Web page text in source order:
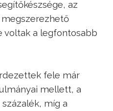
az
megszerezhető
voltak a legfontosabb
fele már
mellett, a
míg a